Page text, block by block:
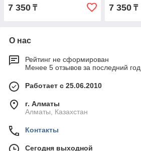
1104936630012
7 350 ₸ 7 350₸
О нас
Рейтинг не сформирован
Менее 5 отзывов за последний год
Работает с 25.06.2010
г. Алматы
Алматы, Казахстан
Контакты
Сегодня выходной